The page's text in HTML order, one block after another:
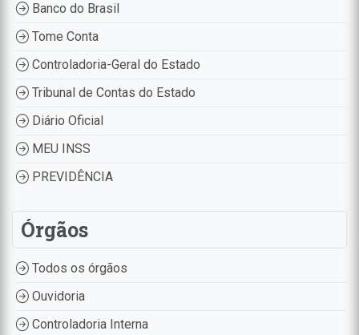
Banco do Brasil
Tome Conta
Controladoria-Geral do Estado
Tribunal de Contas do Estado
Diário Oficial
MEU INSS
PREVIDÊNCIA
Órgãos
Todos os órgãos
Ouvidoria
Controladoria Interna